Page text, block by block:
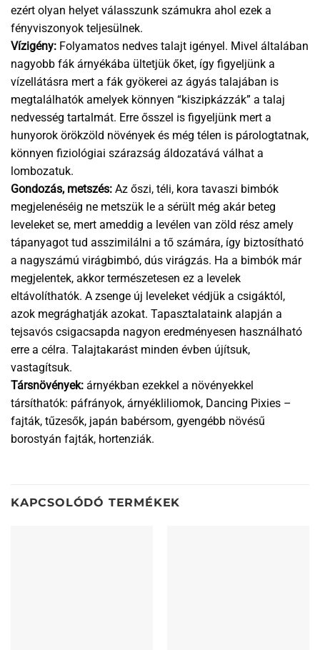
ezért olyan helyet válasszunk számukra ahol ezek a
fényviszonyok teljesülnek.
Vízigény: Folyamatos nedves talajt igényel. Mivel általában
nagyobb fák árnyékába ültetjük őket, így figyeljünk a
vízellátásra mert a fák gyökerei az ágyás talajában is
megtalálhatók amelyek könnyen “kiszipkázzák” a talaj
nedvesség tartalmát. Erre ősszel is figyeljünk mert a
hunyorok örökzöld növények és még télen is párologtatnak,
könnyen fiziológiai szárazság áldozatává válhat a
lombozatuk.
Gondozás, metszés: Az őszi, téli, kora tavaszi bimbók
megjelenéséig ne metszük le a sérült még akár beteg
leveleket se, mert ameddig a levélen van zöld rész amely
tápanyagot tud asszimilálni a tő számára, így biztosítható
a nagyszámú virágbimbó, dús virágzás. Ha a bimbók már
megjelentek, akkor természetesen ez a levelek
eltávolíthatók. A zsenge új leveleket védjük a csigáktól,
azok megrághatják azokat. Tapasztalataink alapján a
tejsavós csigacsapda nagyon eredményesen használható
erre a célra. Talajtakarást minden évben újítsuk,
vastagítsuk.
Társnövények: árnyékban ezekkel a növényekkel
társíthatók: páfrányok, árnyékliliomok, Dancing Pixies –
fajták, tűzesők, japán babérsom, gyengébb növésű
borostyán fajták, hortenziák.
KAPCSOLÓDÓ TERMÉKEK